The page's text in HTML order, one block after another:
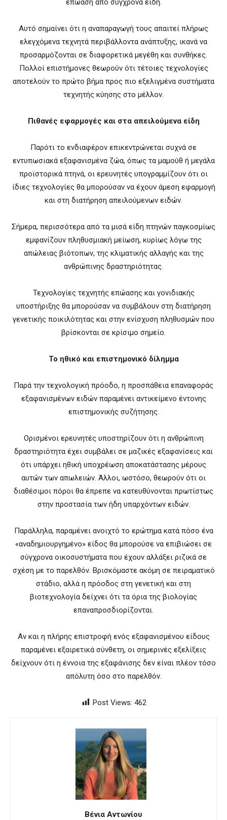
επώαση από σύγχρονα είδη.
Αυτό σημαίνει ότι η αναπαραγωγή τους απαιτεί πλήρως
ελεγχόμενα τεχνητά περιβάλλοντα ανάπτυξης, ικανά να
προσαρμόζονται σε διαφορετικά μεγέθη και συνθήκες.
Πολλοί επιστήμονες θεωρούν ότι τέτοιες τεχνολογίες
αποτελούν το πρώτο βήμα προς πιο εξελιγμένα συστήματα
τεχνητής κύησης στο μέλλον.
Πιθανές εφαρμογές και στα απειλούμενα είδη
Παρότι το ενδιαφέρον επικεντρώνεται συχνά σε
εντυπωσιακά εξαφανισμένα ζώα, όπως τα μαμούθ ή μεγάλα
προϊστορικά πτηνά, οι ερευνητές υπογραμμίζουν ότι οι
ίδιες τεχνολογίες θα μπορούσαν να έχουν άμεση εφαρμογή
και στη διατήρηση απειλούμενων ειδών.
Σήμερα, περισσότερα από τα μισά είδη πτηνών παγκοσμίως
εμφανίζουν πληθυσμιακή μείωση, κυρίως λόγω της
απώλειας βιότοπων, της κλιματικής αλλαγής και της
ανθρώπινης δραστηριότητας.
Τεχνολογίες τεχνητής επώασης και γονιδιακής
υποστήριξης θα μπορούσαν να συμβάλουν στη διατήρηση
γενετικής ποικιλότητας και στην ενίσχυση πληθυσμών που
βρίσκονται σε κρίσιμο σημείο.
Το ηθικό και επιστημονικό δίλημμα
Παρά την τεχνολογική πρόοδο, η προσπάθεια επαναφοράς
εξαφανισμένων ειδών παραμένει αντικείμενο έντονης
επιστημονικής συζήτησης.
Ορισμένοι ερευνητές υποστηρίζουν ότι η ανθρώπινη
δραστηριότητα έχει συμβάλει σε μαζικές εξαφανίσεις και
ότι υπάρχει ηθική υποχρέωση αποκατάστασης μέρους
αυτών των απωλειών. Άλλοι, ωστόσο, θεωρούν ότι οι
διαθέσιμοι πόροι θα έπρεπε να κατευθύνονται πρωτίστως
στην προστασία των ήδη υπαρχόντων ειδών.
Παράλληλα, παραμένει ανοιχτό το ερώτημα κατά πόσο ένα
«αναδημιουργημένο» είδος θα μπορούσε να επιβιώσει σε
σύγχρονα οικοσυστήματα που έχουν αλλάξει ριζικά σε
σχέση με το παρελθόν. Βρισκόμαστε ακόμη σε πειραματικό
στάδιο, αλλά η πρόοδος στη γενετική και στη
βιοτεχνολογία δείχνει ότι τα όρια της βιολογίας
επαναπροσδιορίζονται.
Αν και η πλήρης επιστροφή ενός εξαφανισμένου είδους
παραμένει εξαιρετικά σύνθετη, οι σημερινές εξελίξεις
δείχνουν ότι η έννοια της εξαφάνισης δεν είναι πλέον τόσο
απόλυτη όσο στο παρελθόν.
Post Views: 462
Βένια Αντωνίου